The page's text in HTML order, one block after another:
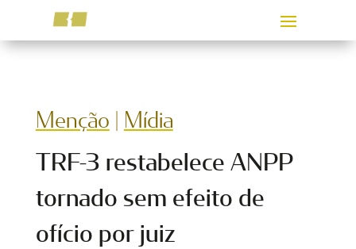
Menção | Mídia
TRF-3 restabelece ANPP
tornado sem efeito de
ofício por juiz